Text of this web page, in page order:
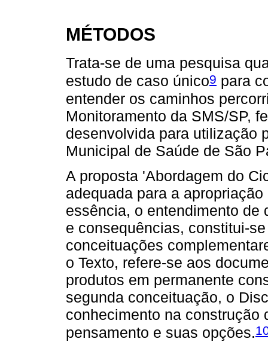
MÉTODOS
Trata-se de uma pesquisa
estudo de caso único9 para
entender os caminhos
Monitoramento da SMS/SP,
desenvolvida para utilização
Municipal de Saúde de São
A proposta 'Abordagem do
adequada para a
essência, o entendimento
e consequências, constitui-
conceituações
o Texto, refere-se aos
produtos em permanente
segunda conceituação, o
conhecimento na construção
pensamento e suas opções.